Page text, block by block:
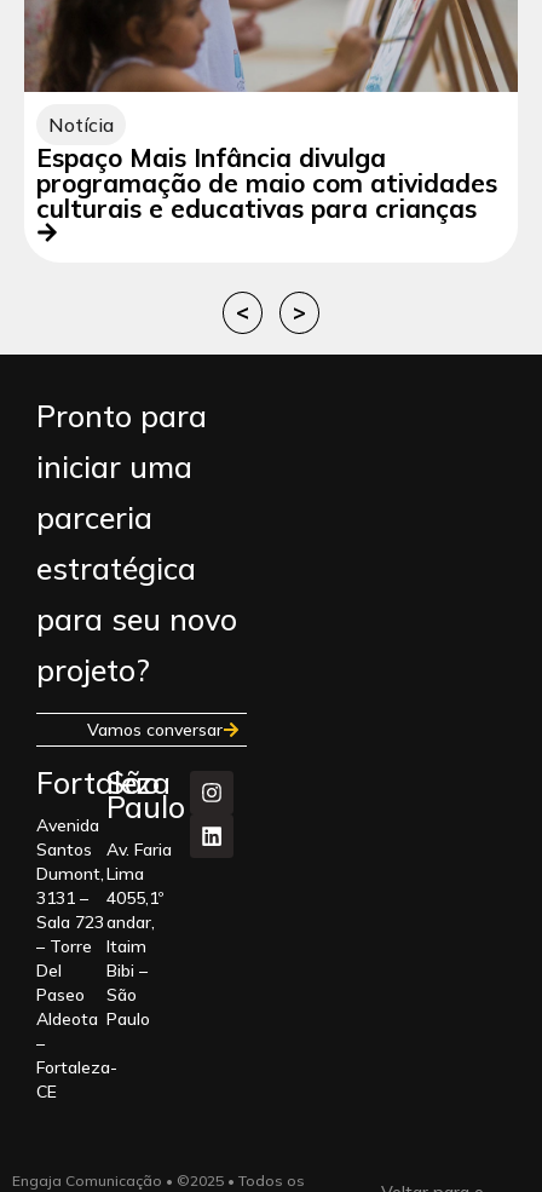
Notícia
Espaço Mais Infância divulga
programação de maio com atividades
culturais e educativas para crianças
< >
Pronto para
iniciar uma
parceria
estratégica
para seu novo
projeto?
Vamos conversar
Fortaleza
Avenida
Santos
Dumont,
3131 –
Sala 723
– Torre
Del
Paseo
Aldeota
–
Fortaleza-
CE
São
Paulo
Av. Faria
Lima
4055,1º
andar,
Itaim
Bibi –
São
Paulo
Engaja Comunicação • ©2025 • Todos os